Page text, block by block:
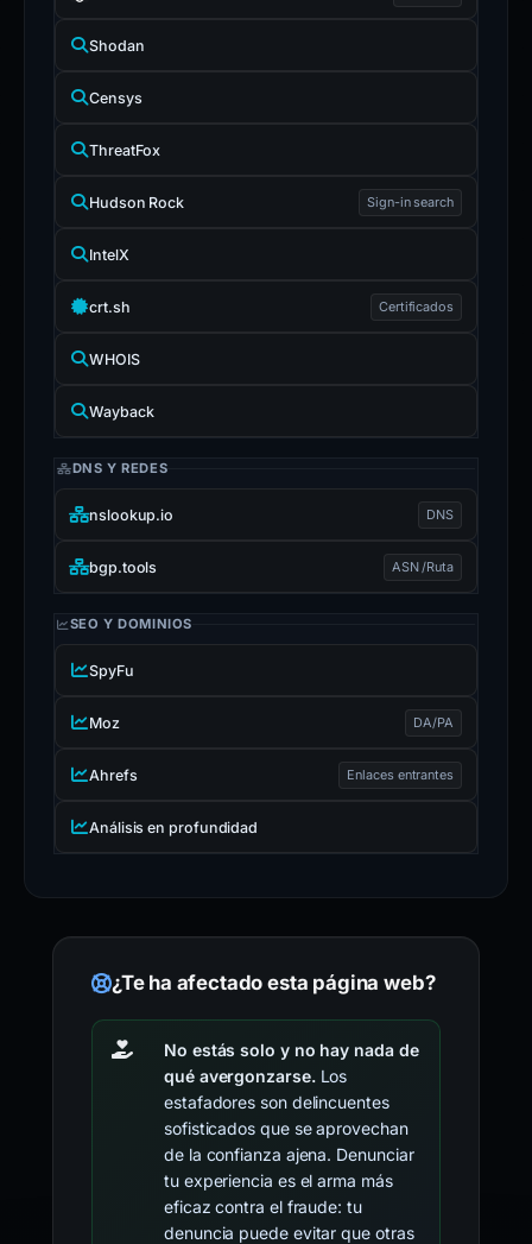
Shodan
Censys
ThreatFox
Hudson Rock Sign-in search
IntelX
crt.sh Certificados
WHOIS
Wayback
DNS Y REDES
nslookup.io DNS
bgp.tools ASN /Ruta
SEO Y DOMINIOS
SpyFu
Moz DA/PA
Ahrefs Enlaces entrantes
Análisis en profundidad
¿Te ha afectado esta página web?
No estás solo y no hay nada de
qué avergonzarse.Los
estafadores son delincuentes
sofisticados que se aprovechan
de la confianza ajena. Denunciar
tu experiencia es el arma más
eficaz contra el fraude: tu
denuncia puede evitar que otras